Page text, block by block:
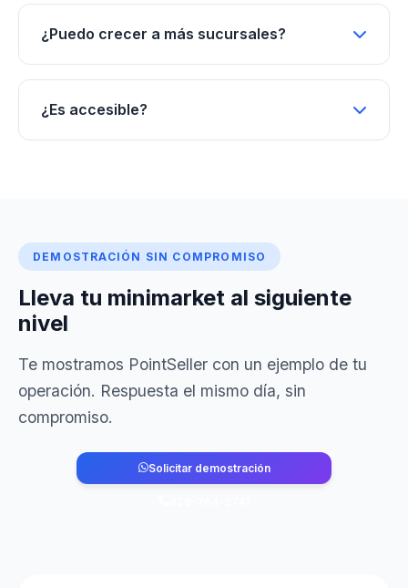
¿Puedo crecer a más sucursales?
¿Es accesible?
DEMOSTRACIÓN SIN COMPROMISO
Lleva tu minimarket al siguiente
nivel
Te mostramos PointSeller con un ejemplo de tu
operación. Respuesta el mismo día, sin
compromiso.
Solicitar demostración